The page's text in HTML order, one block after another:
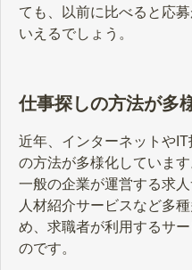
ても、以前に比べると応
いえるでしょう。
仕事探しの方法が多
近年、インターネットや
の方法が多様化していま
一般の企業が運営する求
人材紹介サービスなど多
め、求職者が利用するサ
のです。